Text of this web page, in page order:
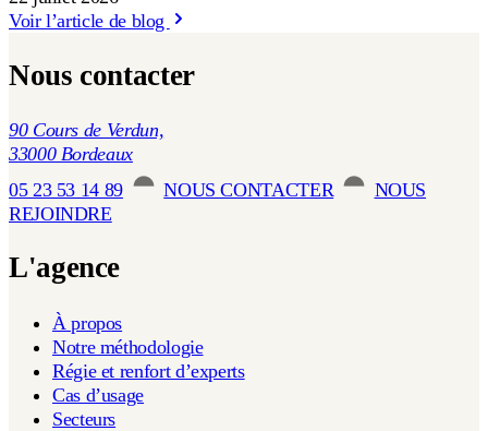
Voir l’article de blog
Nous contacter
90 Cours de Verdun,
33000 Bordeaux
05 23 53 14 89
NOUS CONTACTER
NOUS
REJOINDRE
L'agence
À propos
Notre méthodologie
Régie et renfort d’experts
Cas d’usage
Secteurs